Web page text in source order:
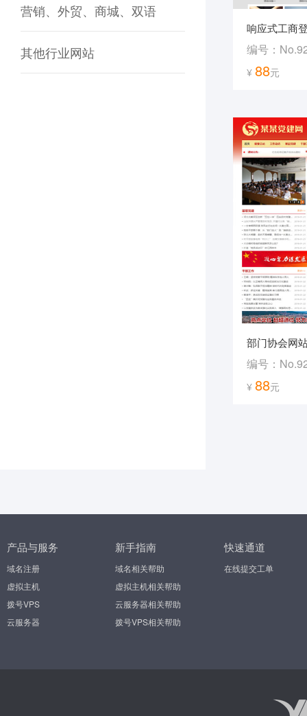
营销、外贸、商城、双语
其他行业网站
响应式工商
编号：
¥ 88元
部门协会网
编号：
¥ 88元
产品与服务
域名注册
虚拟主机
拨号VPS
云服务器
新手指南
域名相关帮助
虚拟主机相关帮助
云服务器相关帮助
拨号VPS相关帮助
快速通道
在线提交工单